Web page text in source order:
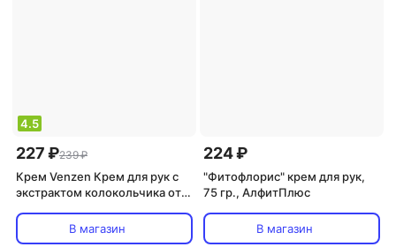
4.5
227 ₽239 ₽
Крем Venzen Крем для рук с
экстрактом колокольчика от
В магазин
224 ₽
"Фитофлорис" крем для рук,
75 гр., АлфитПлюс
В магазин